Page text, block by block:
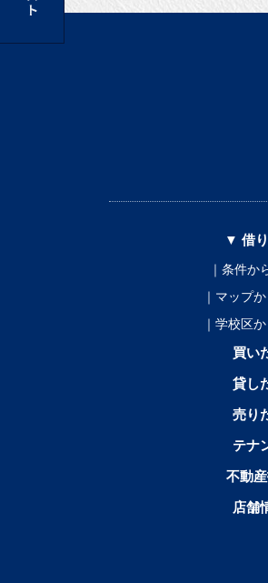
▼ 借
｜条件か
｜マップ
｜学校区
買い
貸し
売り
テナ
不動
店舗